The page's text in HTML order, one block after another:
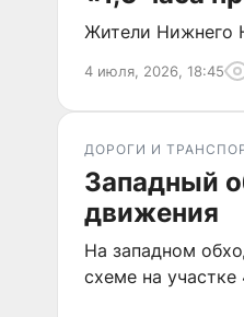
Жители Нижнего
4 июля, 2026, 18:45
ДОРОГИ И
Западный
движения
На западном
схеме на